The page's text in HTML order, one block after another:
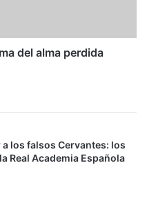
del alma perdida
los falsos Cervantes: los
Real Academia Española